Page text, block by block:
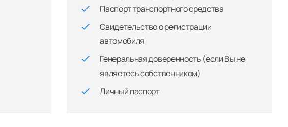
Паспорт транспортного средства
Свидетельство о регистрации
автомобиля
Генеральная доверенность (если Вы не
являетесь собственником)
Личный паспорт